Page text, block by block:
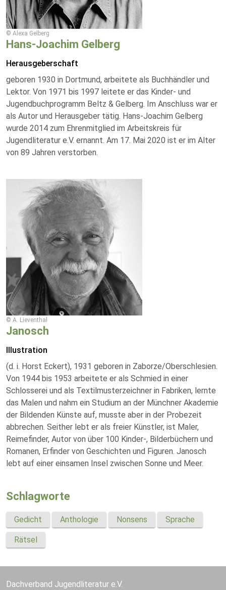
© Alexa Gelberg
Hans-Joachim Gelberg
Herausgeberschaft
geboren 1930 in Dortmund, arbeitete als Buchhändler und
Lektor. Von 1971 bis 1997 leitete er das Kinder- und
Jugendbuchprogramm Beltz & Gelberg. Im Anschluss war er
als Autor und Herausgeber tätig. Hans-Joachim Gelberg
wurde 2014 zum Ehrenmitglied im Arbeitskreis für
Jugendliteratur e.V. ernannt. Am 17. Mai 2020 ist er im Alter
von 89 Jahren verstorben.
© A. Lieventhal
Janosch
Illustration
(d. i. Horst Eckert), 1931 geboren in Zaborze/Oberschlesien.
Von 1944 bis 1953 arbeitete er als Schmied in einer
Schlosserei und als Textilmusterzeichner in Fabriken, lernte
das Malen und nahm ein Studium an der Münchner Akademie
der Bildenden Künste auf, musste aber in der Probezeit
abbrechen. Seither lebt er als freier Künstler, ist Maler,
Reimefinder, Autor von über 100 Kinder-, Bilderbüchern und
Romanen, Erfinder von Geschichten und Figuren. Janosch
lebt auf einer einsamen Insel zwischen Sonne und Meer.
Schlagworte
Gedicht Anthologie Nonsens Sprache
Rätsel
Dachverband Jugendliteratur e.V.